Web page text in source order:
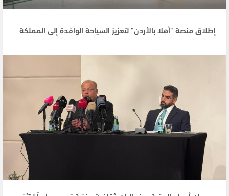
إطلاق منصة "أهلا بالأردن" لتعزيز السياحة الوافدة إلى المملكة